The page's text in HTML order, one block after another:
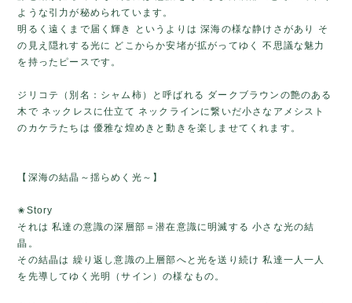
ような引力が秘められています。
明るく遠くまで届く輝き というよりは 深海の様な静けさがあり そ
の見え隠れする光に どこからか安堵が拡がってゆく 不思議な魅力
を持ったピースです。
ジリコテ（別名：シャム柿）と呼ばれる ダークブラウンの艶のある
木で ネックレスに仕立て ネックラインに繋いだ小さなアメシスト
のカケラたちは 優雅な煌めきと動きを楽しませてくれます。
【深海の結晶～揺らめく光～】
✬Story
それは 私達の意識の深層部＝潜在意識に明滅する 小さな光の結
晶。
その結晶は 繰り返し意識の上層部へと光を送り続け 私達一人一人
を先導してゆく光明（サイン）の様なもの。